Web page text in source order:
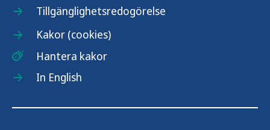
Tillgänglighetsredogörelse
Kakor (cookies)
Hantera kakor
In English